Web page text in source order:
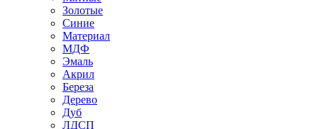
Золотые
Синие
Материал
МДФ
Эмаль
Акрил
Береза
Дерево
Дуб
ЛДСП